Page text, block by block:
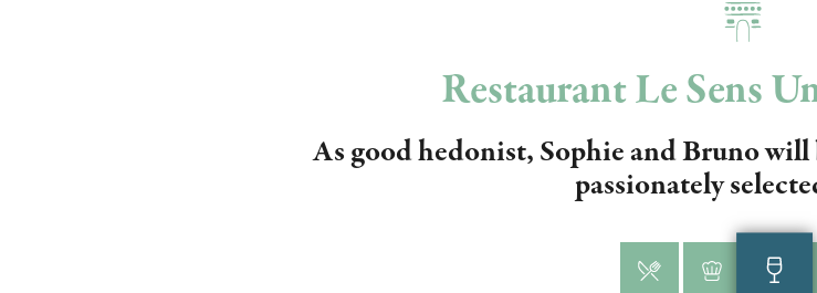
Restaurant Le Sens
As good hedonist, Sophie and Bruno
passionately